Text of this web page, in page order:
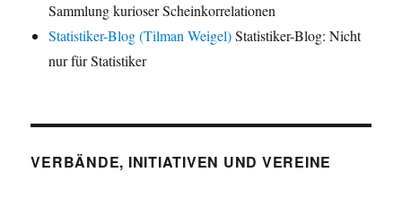
Sammlung kurioser Scheinkorrelationen
Statistiker-Blog (Tilman Weigel)Statistiker-Blog: Nicht
nur für Statistiker
VERBÄNDE, INITIATIVEN UND VEREINE